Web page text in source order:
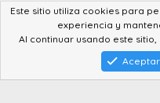
Community platform by XenForo®
Advanced Forum Stats by
Feedback Systemby
Este sitio utiliza cookies para
experiencia y
Al continuar usando este
Aceptar